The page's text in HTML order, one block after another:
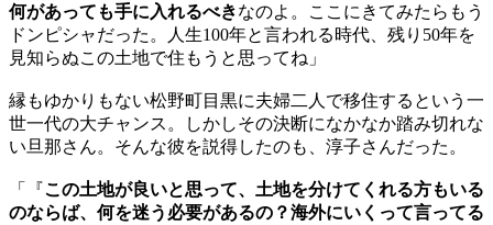
何があっても手に入れるべきなのよ。ここにきてみたらもう
ドンピシャだった。人生100年と言われる時代、残り50年を
見知らぬこの土地で住もうと思ってね」
縁もゆかりもない松野町目黒に夫婦二人で移住するという一
世一代の大チャンス。しかしその決断になかなか踏み切れな
い旦那さん。そんな彼を説得したのも、淳子さんだった。
「『この土地が良いと思って、土地を分けてくれる方もいる
のならば、何を迷う必要があるの？海外にいくって言ってる